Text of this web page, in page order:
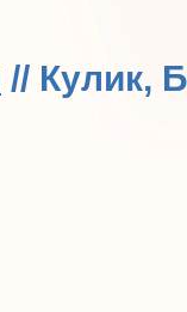
// Кулик,